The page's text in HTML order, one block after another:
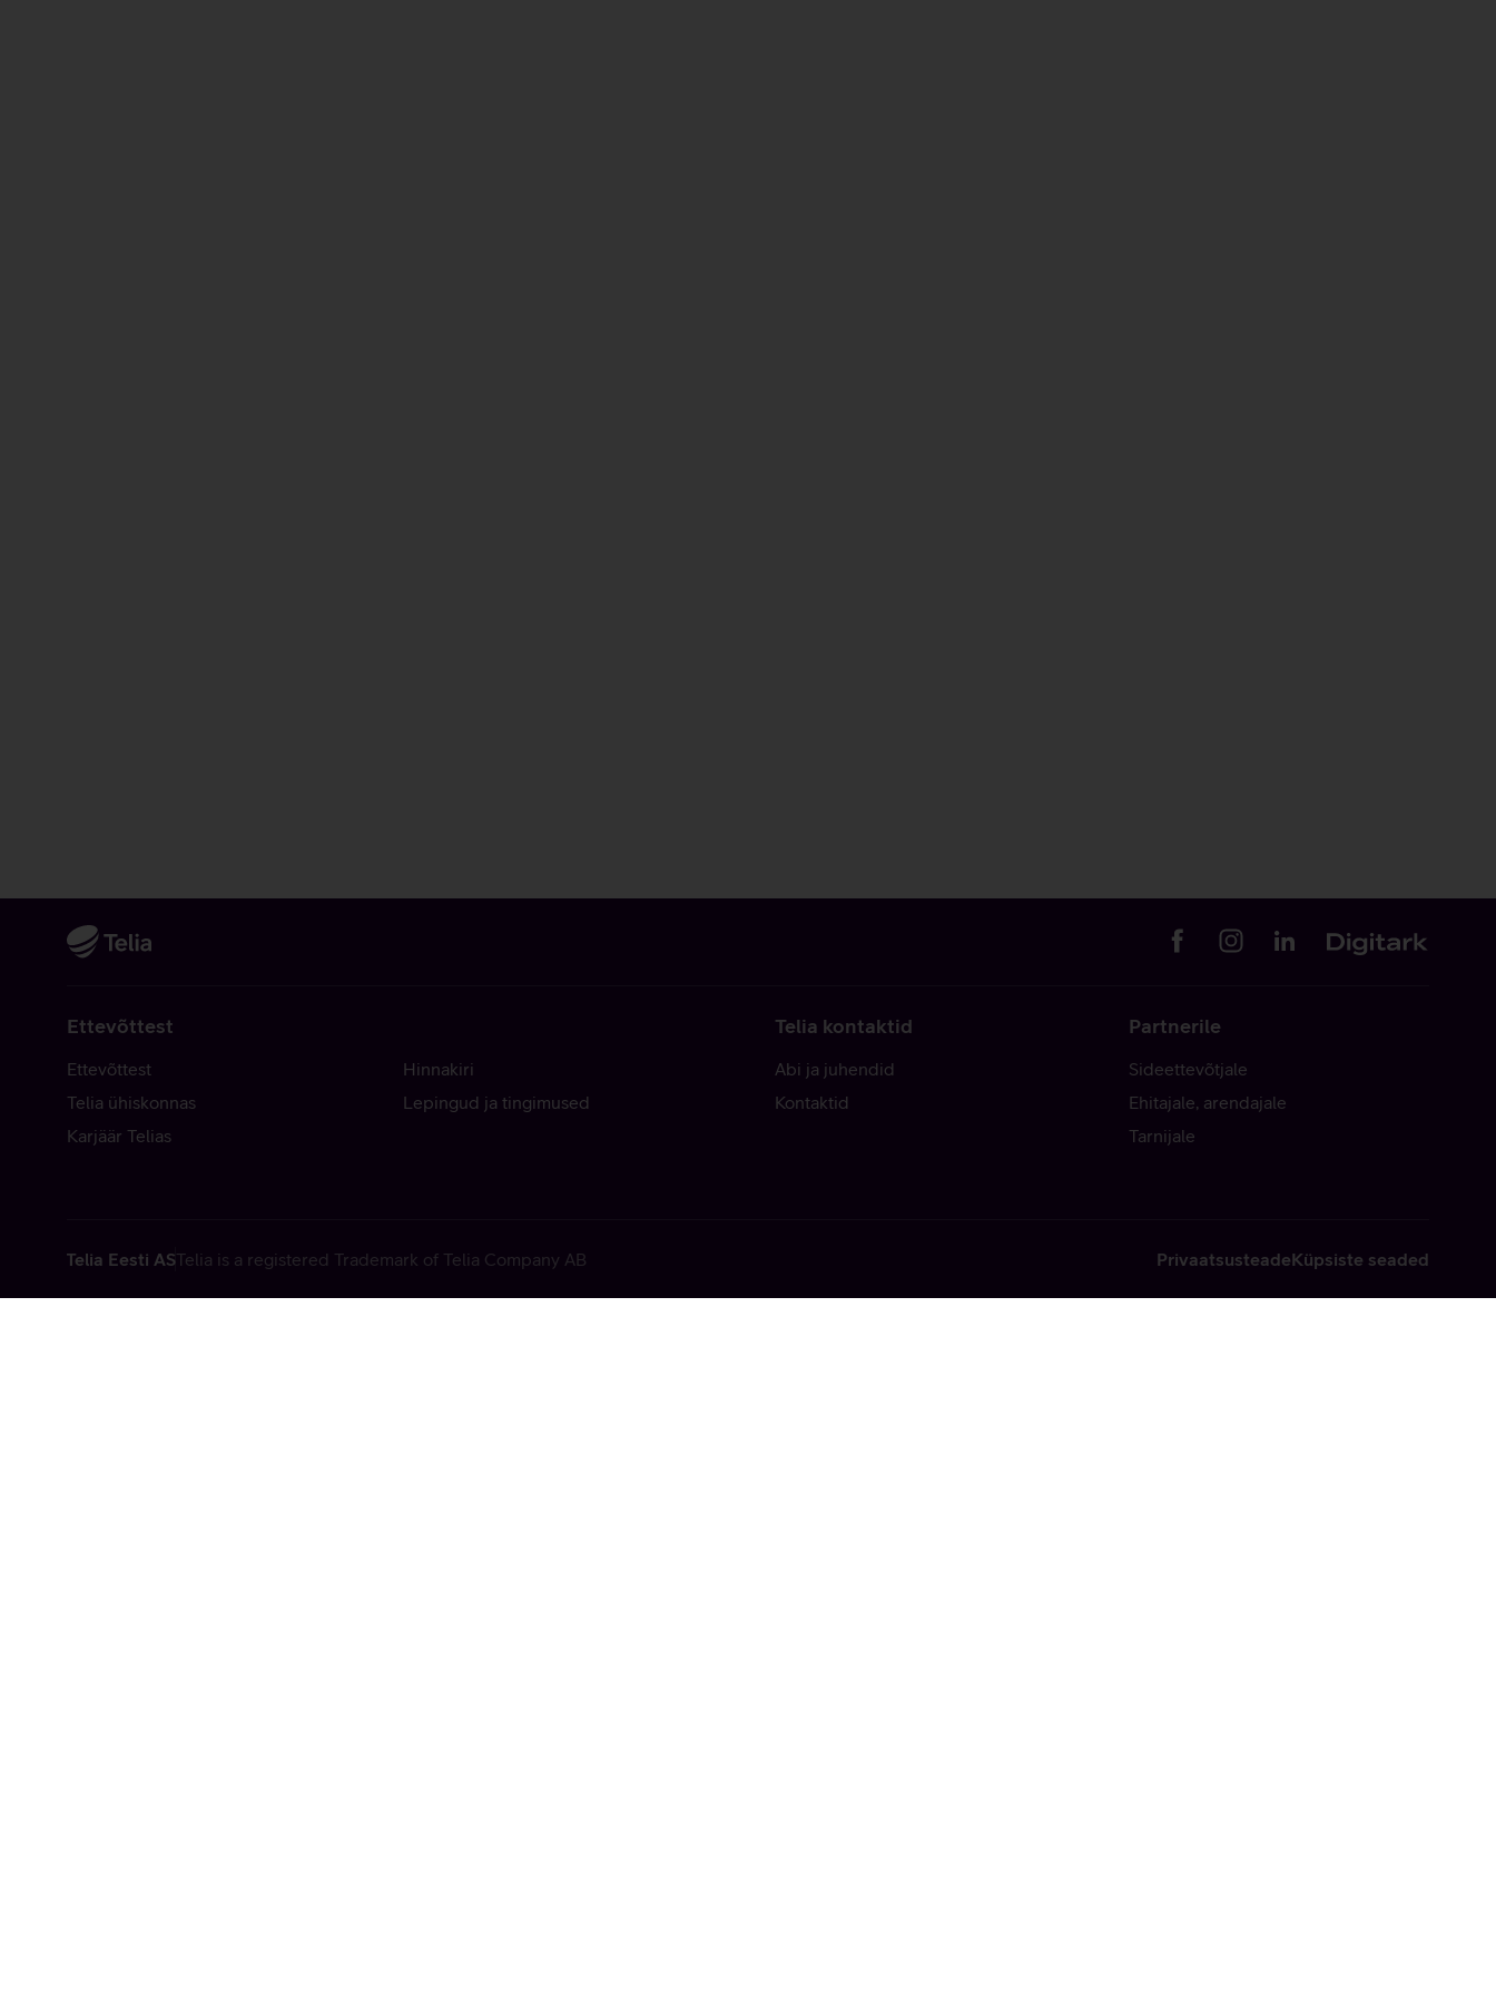
Ettevõttest
Ettevõttest
Telia ühiskonnas
Karjäär Telias
Hinnakiri
Lepingud ja tingimused
Telia kontaktid
Abi ja juhendid
Kontaktid
Partnerile
Sideettevõtjale
Ehitajale, arendajale
Tarnijale
Telia Eesti ASTelia is a registered Trademark of Telia Company AB PrivaatsusteadeKüpsiste seaded